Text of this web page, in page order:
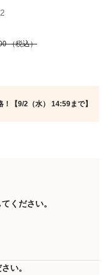
（税込）
【9/2（水） 14:59まで】
ください。
い。